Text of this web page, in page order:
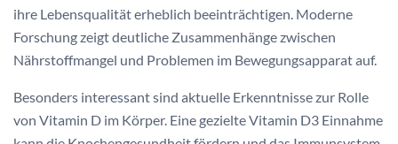
ihre Lebensqualität erheblich beeinträchtigen. Moderne
Forschung zeigt deutliche Zusammenhänge zwischen
Nährstoffmangel und Problemen im Bewegungsapparat auf.
Besonders interessant sind aktuelle Erkenntnisse zur Rolle
von Vitamin D im Körper. Eine gezielte Vitamin D3 Einnahme